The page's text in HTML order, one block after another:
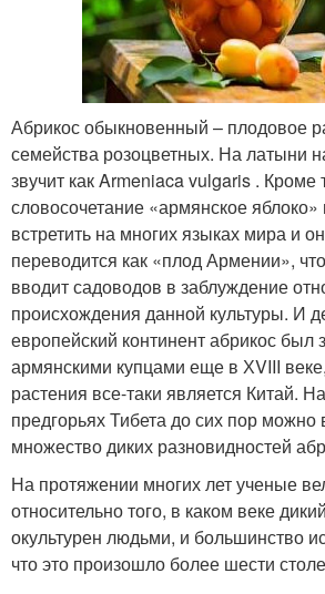
Абрикос обыкновенный – плодовое
семейства розоцветных. На латыни
звучит как Armeniaca vulgaris . Кроме
словосочетание «армянское
встретить на многих языках мира и
переводится как «плод Армении»,
вводит садоводов в заблуждение
происхождения данной культуры. И
европейский континент абрикос был
армянскими купцами еще в ХVIII
растения все-таки является Китай.
предгорьях Тибета до сих пор можно
множество диких разновидностей
На протяжении многих лет ученые
относительно того, в каком веке
окультурен людьми, и большинство
что это произошло более шести